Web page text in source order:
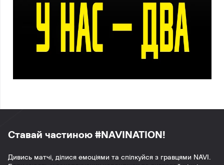
Ставай частиною #NAVINATION!
Дивись матчі, ділися емоціями та спілкуйся з гравцями NAVI.